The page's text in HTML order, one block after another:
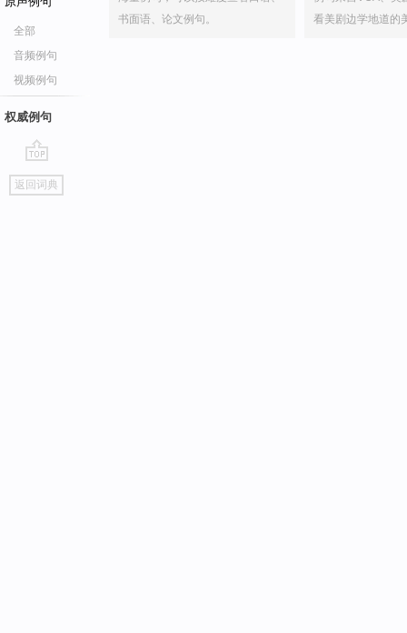
全部
音频例句
视频例句
权威例句
go
top
返回词典
书面语、论文例句。
看美剧边学地道的